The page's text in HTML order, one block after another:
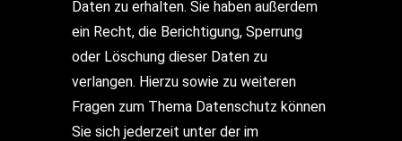
Daten zu erhalten. Sie haben außerdem
ein Recht, die Berichtigung, Sperrung
oder Löschung dieser Daten zu
verlangen. Hierzu sowie zu weiteren
Fragen zum Thema Datenschutz können
Sie sich jederzeit unter der im